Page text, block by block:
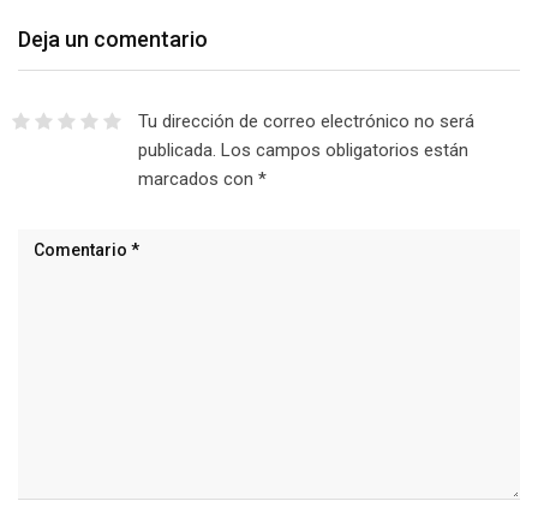
Deja un comentario
Tu dirección de correo electrónico no será
publicada. Los campos obligatorios están
marcados con *